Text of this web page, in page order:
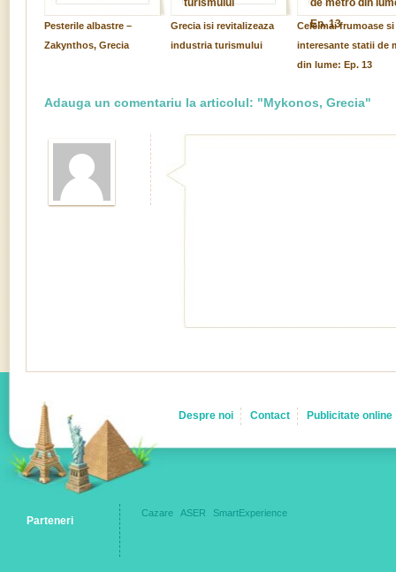
Pesterile albastre –
Zakynthos, Grecia
Grecia isi revitalizeaza
industria turismului
Cele mai frumoase si
interesante statii de
din lume: Ep. 13
Adauga un comentariu la articolul: "Mykonos, Grecia"
Despre noi Contact Publicitate online
Parteneri
Cazare ASER SmartExperience